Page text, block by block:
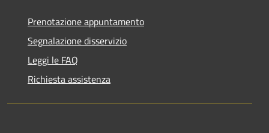
Prenotazione appuntamento
Segnalazione disservizio
Leggi le FAQ
Richiesta assistenza